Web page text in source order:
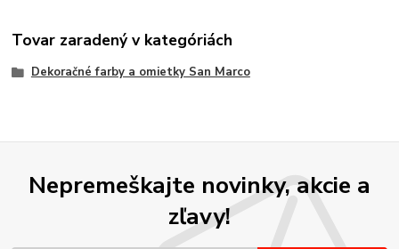
Tovar zaradený v kategóriách
Dekoračné farby a omietky San Marco
Nepremeškajte novinky, akcie a
zľavy!